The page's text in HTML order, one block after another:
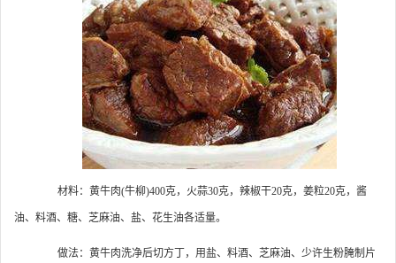
材料：黄牛肉(牛柳)400克，火蒜30克，辣椒干20克，姜粒20克，酱
油、料酒、糖、芝麻油、盐、花生油各适量。
做法：黄牛肉洗净后切方丁，用盐、料酒、芝麻油、少许生粉腌制片